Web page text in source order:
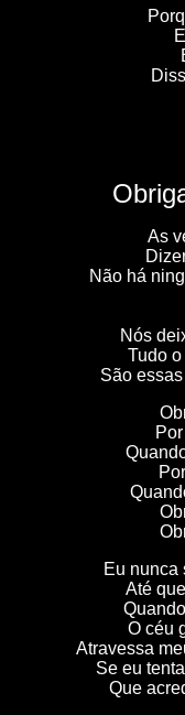
As
Não há
Nós
Tudo
São
Eu nunca
Até
O céu
Atravessa
Se eu
Que